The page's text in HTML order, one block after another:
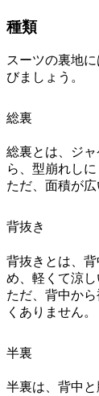
種類
スーツの裏地
びましょう。
総裏
総裏とは、ジ
ら、型崩れし
ただ、面積が
背抜き
背抜きとは、
め、軽くて涼し
ただ、背中か
くありません。
半裏
半裏は、背中